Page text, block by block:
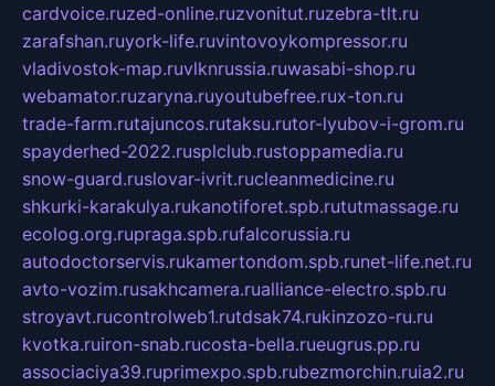
cardvoice.ruzed-online.ruzvonitut.ruzebra-tlt.ru
zarafshan.ruyork-life.ruvintovoykompressor.ru
vladivostok-map.ruvlknrussia.ruwasabi-shop.ru
webamator.ruzaryna.ruyoutubefree.rux-ton.ru
trade-farm.rutajuncos.rutaksu.rutor-lyubov-i-grom.ru
spayderhed-2022.rusplclub.rustoppamedia.ru
snow-guard.ruslovar-ivrit.rucleanmedicine.ru
shkurki-karakulya.rukanotiforet.spb.rututmassage.ru
ecolog.org.rupraga.spb.rufalcorussia.ru
autodoctorservis.rukamertondom.spb.runet-life.net.ru
avto-vozim.rusakhcamera.rualliance-electro.spb.ru
stroyavt.rucontrolweb1.rutdsak74.rukinzozo-ru.ru
kvotka.ruiron-snab.rucosta-bella.rueugrus.pp.ru
associaciya39.ruprimexpo.spb.rubezmorchin.ruia2.ru